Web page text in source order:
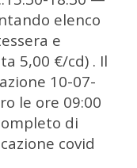
elenco
e
5,00 €/cd) . Il
10-07-
le ore 09:00
di
covid